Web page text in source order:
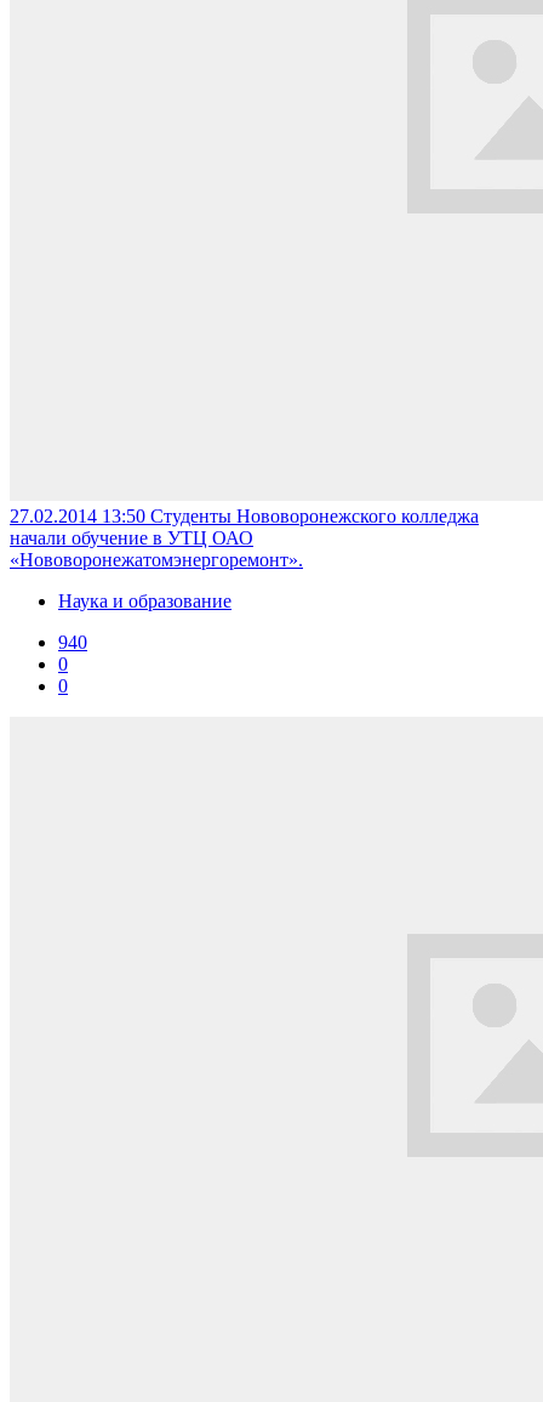
27.02.2014 13:50 Студенты Нововоронежского колледжа
начали обучение в УТЦ ОАО
«Нововоронежатомэнергоремонт».
Наука и образование
940
0
0